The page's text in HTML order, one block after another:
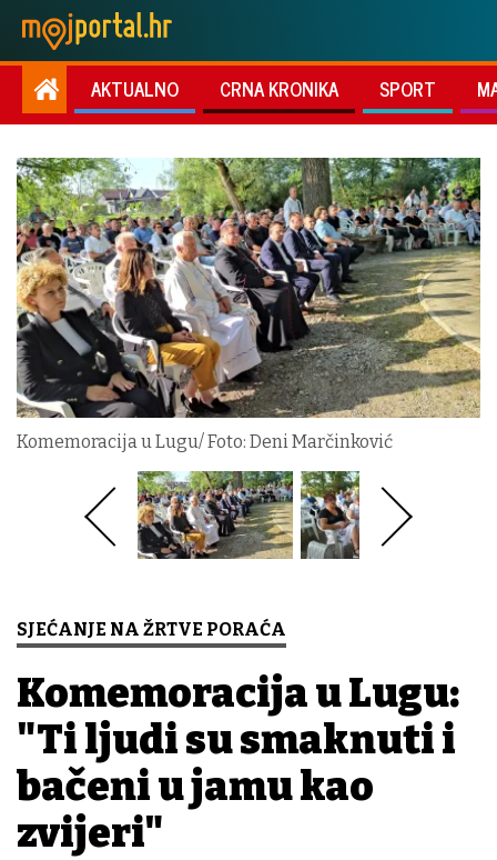
AKTUALNO CRNA KRONIKA SPORT
Komemoracija u Lugu/ Foto: Deni Marčinković
SJEĆANJE NA ŽRTVE PORAĆA
Komemoracija u Lugu:
"Ti ljudi su smaknuti i
bačeni u jamu kao
zvijeri"